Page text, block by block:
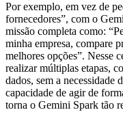
Por exemplo, em vez de
fornecedores”, com o
missão completa como:
minha empresa, compare
melhores opções”. Nesse
realizar múltiplas etapas,
dados, sem a necessidade
capacidade de agir de
torna o Gemini Spark tão